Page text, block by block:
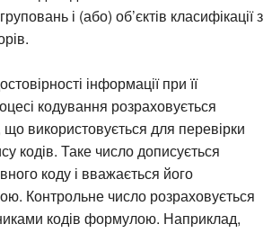
і (або) об’єктів класифікації з
інформації при її
кодування розраховується
використовується для перевірки
кодів. Таке число дописується
коду і вважається його
Контрольне число розраховується
кодів формулою. Наприклад,